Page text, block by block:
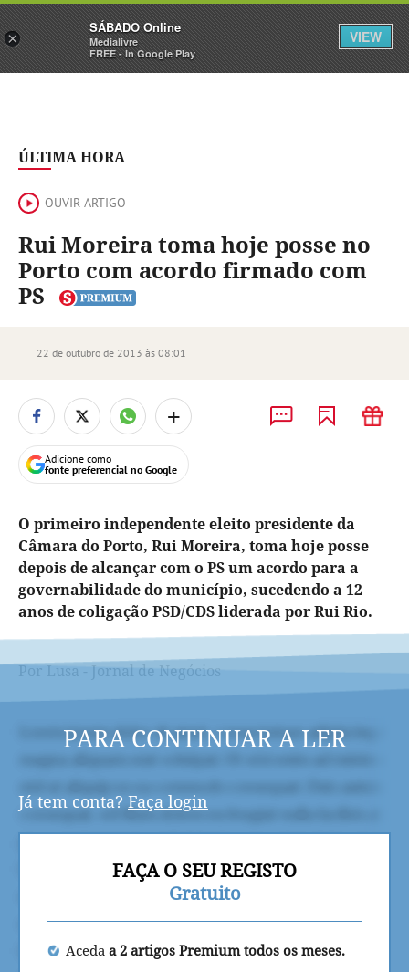
Sábado Assine Iniciar Sessão
ÚLTIMA HORA
OUVIR ARTIGO
Rui Moreira toma hoje posse no
Porto com acordo firmado com
PS
22 de outubro de 2013 às 08:01
+
Adicione como
fonte preferencial no Google
O primeiro independente eleito presidente da
Câmara do Porto, Rui Moreira, toma hoje posse
depois de alcançar com o PS um acordo para a
governabilidade do município, sucedendo a 12
anos de coligação PSD/CDS liderada por Rui Rio.
Por Lusa - Jornal de Negócios
PARA CONTINUAR A LER
Já tem conta? Faça login
FAÇA O SEU REGISTO
Gratuito
Aceda a 2 artigos Premium todos os meses.
×
SÁBADO Online
Medialivre
FREE - In Google Play
VIEW